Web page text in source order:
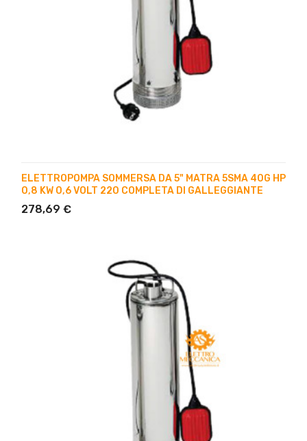
ELETTROPOMPA SOMMERSA DA 5" MATRA 5SMA 40G HP
0,8 KW 0,6 VOLT 220 COMPLETA DI GALLEGGIANTE
278,69 €